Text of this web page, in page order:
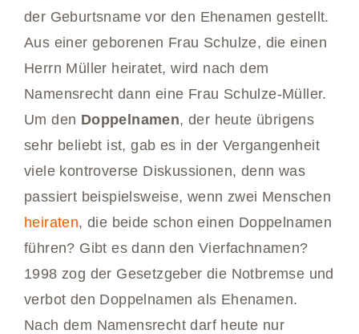
der Geburtsname vor den Ehenamen gestellt.
Aus einer geborenen Frau Schulze, die einen
Herrn Müller heiratet, wird nach dem
Namensrecht dann eine Frau Schulze-Müller.
Um den Doppelnamen, der heute übrigens
sehr beliebt ist, gab es in der Vergangenheit
viele kontroverse Diskussionen, denn was
passiert beispielsweise, wenn zwei Menschen
heiraten, die beide schon einen Doppelnamen
führen? Gibt es dann den Vierfachnamen?
1998 zog der Gesetzgeber die Notbremse und
verbot den Doppelnamen als Ehenamen.
Nach dem Namensrecht darf heute nur